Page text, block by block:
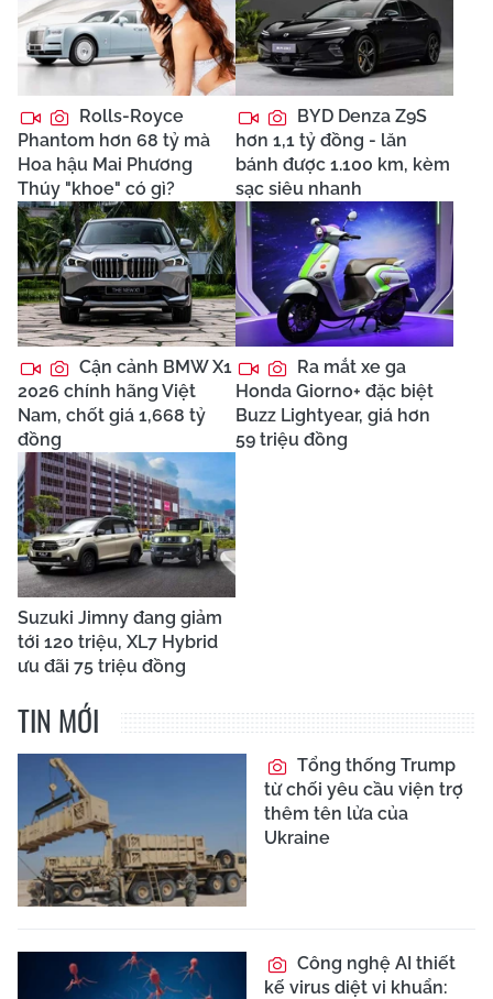
Rolls-Royce
Phantom hơn 68 tỷ mà
Hoa hậu Mai Phương
Thúy "khoe" có gì?
BYD Denza Z9S
hơn 1,1 tỷ đồng - lăn
bánh được 1.100 km, kèm
sạc siêu nhanh
Cận cảnh BMW X1
2026 chính hãng Việt
Nam, chốt giá 1,668 tỷ
đồng
Ra mắt xe ga
Honda Giorno+ đặc biệt
Buzz Lightyear, giá hơn
59 triệu đồng
Suzuki Jimny đang giảm
tới 120 triệu, XL7 Hybrid
ưu đãi 75 triệu đồng
TIN MỚI
Tổng thống Trump
từ chối yêu cầu viện trợ
thêm tên lửa của
Ukraine
Công nghệ AI thiết
kế virus diệt vi khuẩn: